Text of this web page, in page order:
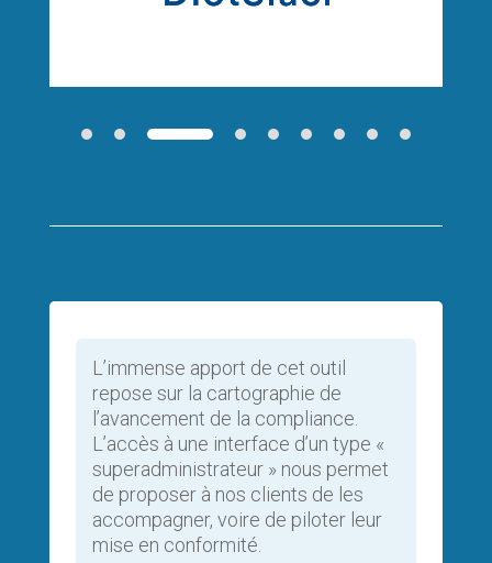
L’immense apport de cet outil
repose sur la cartographie de
l’avancement de la compliance.
L’accès à une interface d’un type «
superadministrateur » nous permet
de proposer à nos clients de les
accompagner, voire de piloter leur
mise en conformité.